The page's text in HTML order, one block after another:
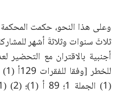
وعلى هذا النحو، حكمت المحكمة
ثلاثَ سنوات وثلاثةَ أشهر
أجنبية بالاقتران مع